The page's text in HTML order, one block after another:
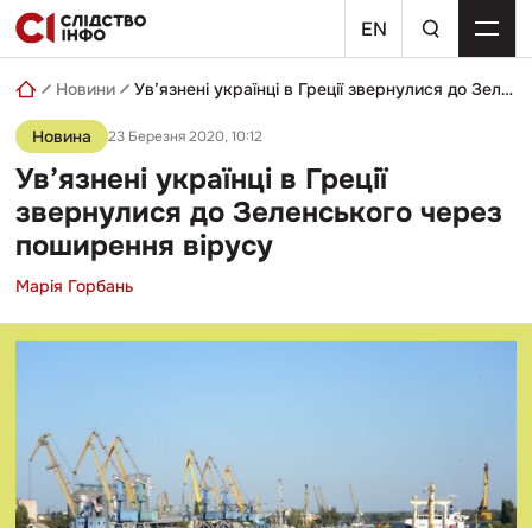
Skip
to
content
EN
пошуковий
запит
Новини Ув’язнені українці в Греції звернулися до Зеленського через поширення вірусу
Новина 23 Березня 2020, 10:12
Ув’язнені українці в Греції
звернулися до Зеленського через
поширення вірусу
Марія Горбань